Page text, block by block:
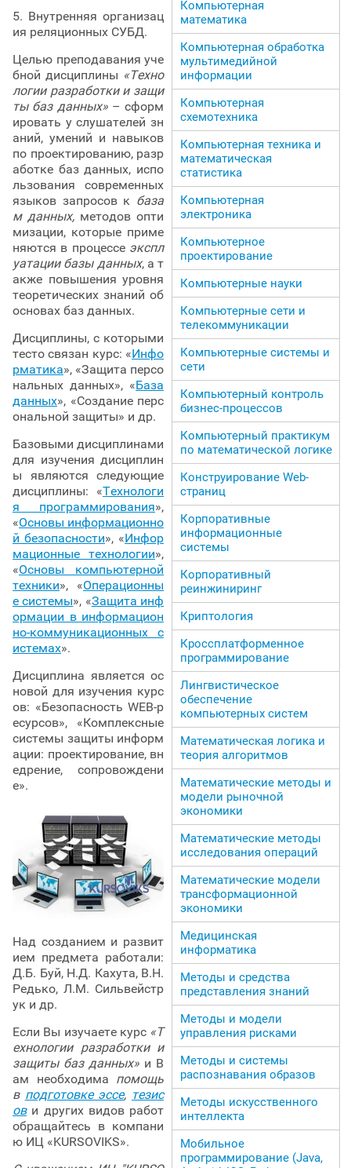
5. Внутренняя организац
ия реляционных СУБД.
Целью преподавания уче
бной дисциплины «Техно
логии разработки и защи
ты баз данных»– сформ
ировать у слушателей зн
аний, умений и навыков
по проектированию, разр
аботке баз данных, испо
льзования современных
языков запросов к база
м данных, методов опти
мизации, которые приме
няются в процессе экспл
уатации базы данных, а т
акже повышения уровня
теоретических знаний об
основах баз данных.
Дисциплины, с которыми
тесто связан курс: «Инфо
рматика», «Защита персо
нальных данных», «База
данных», «Создание перс
ональной защиты» и др.
Базовыми дисциплинами
для изучения дисциплин
ы являются следующие
дисциплины: «Технологи
я программирования»,
«Основы информационно
й безопасности», «Инфор
мационные технологии»,
«Основы компьютерной
техники», «Операционны
е системы», «Защита инф
ормации в информацион
но-коммуникационных с
истемах».
Дисциплина является ос
новой для изучения курс
ов: «Безопасность WEB-р
есурсов», «Комплексные
системы защиты информ
ации: проектирование, вн
едрение, сопровождени
е».
Над созданием и развит
ием предмета работали:
Д.Б. Буй, Н.Д. Кахута, В.Н.
Редько, Л.М. Сильвейстр
ук и др.
Если Вы изучаете курс «Т
ехнологии разработки и
защиты баз данных» и В
ам необходима помощь
в подготовке эссе, тезис
ови других видов работ
обращайтесь в компани
ю ИЦ «KURSOVIKS».
Компьютерная
математика
Компьютерная обработка
мультимедийной
информации
Компьютерная
схемотехника
Компьютерная техника и
математическая
статистика
Компьютерная
электроника
Компьютерное
проектирование
Компьютерные науки
Компьютерные сети и
телекоммуникации
Компьютерные системы и
сети
Компьютерный контроль
бизнес-процессов
Компьютерный практикум
по математической логике
Конструирование Web-
страниц
Корпоративные
информационные
системы
Корпоративный
реинжиниринг
Криптология
Кроссплатформенное
программирование
Лингвистическое
обеспечение
компьютерных систем
Математическая логика и
теория алгоритмов
Математические методы и
модели рыночной
экономики
Математические методы
исследования операций
Математические модели
трансформационной
экономики
Медицинская
информатика
Методы и средства
представления знаний
Методы и модели
управления рисками
Методы и системы
распознавания образов
Методы искусственного
интеллекта
Мобильное
программирование (Java,